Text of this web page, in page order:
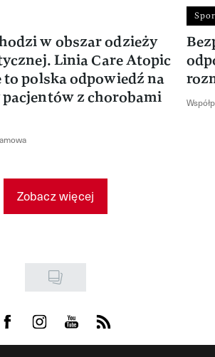
w obszar odzieży
Linia Care Atopic
to polska odpowiedź na
z chorobami
Zobacz więcej
Visit us on Facebook
Visit us on Instagram
Visit us on Youtube
Visit us on Rss